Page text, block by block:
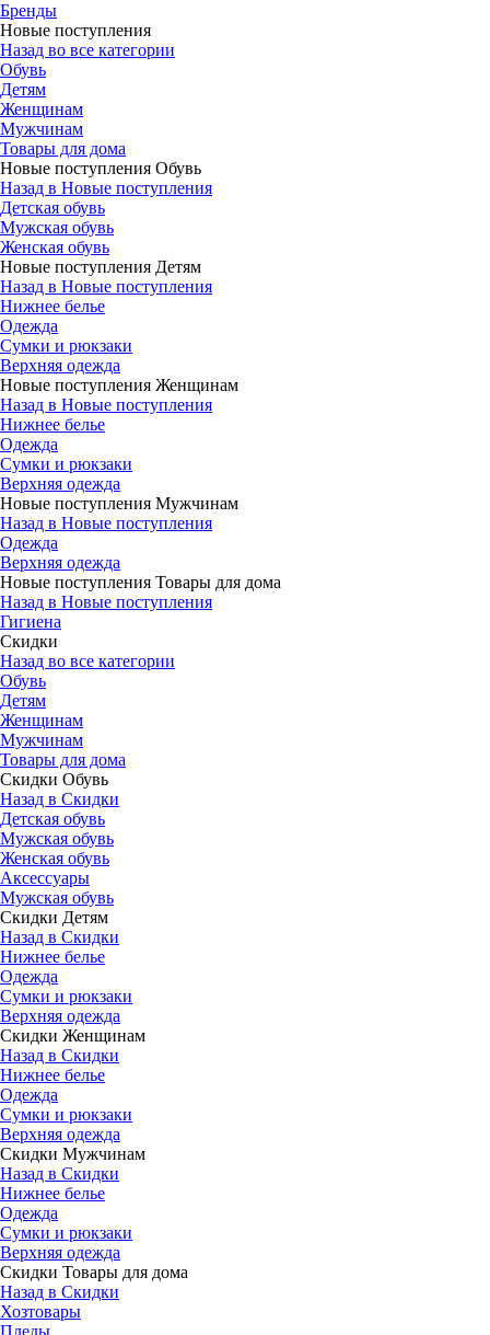
Бренды
Новые поступления
Назад во все категории
Обувь
Детям
Женщинам
Мужчинам
Товары для дома
Новые поступления Обувь
Назад в Новые поступления
Детская обувь
Мужская обувь
Женская обувь
Новые поступления Детям
Назад в Новые поступления
Нижнее белье
Одежда
Сумки и рюкзаки
Верхняя одежда
Новые поступления Женщинам
Назад в Новые поступления
Нижнее белье
Одежда
Сумки и рюкзаки
Верхняя одежда
Новые поступления Мужчинам
Назад в Новые поступления
Одежда
Верхняя одежда
Новые поступления Товары для дома
Назад в Новые поступления
Гигиена
Скидки
Назад во все категории
Обувь
Детям
Женщинам
Мужчинам
Товары для дома
Скидки Обувь
Назад в Скидки
Детская обувь
Мужская обувь
Женская обувь
Аксессуары
Мужская обувь
Скидки Детям
Назад в Скидки
Нижнее белье
Одежда
Сумки и рюкзаки
Верхняя одежда
Скидки Женщинам
Назад в Скидки
Нижнее белье
Одежда
Сумки и рюкзаки
Верхняя одежда
Скидки Мужчинам
Назад в Скидки
Нижнее белье
Одежда
Сумки и рюкзаки
Верхняя одежда
Скидки Товары для дома
Назад в Скидки
Хозтовары
Пледы